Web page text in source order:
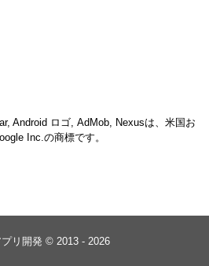
Android ロゴ, AdMob, Nexusは、米国お
Inc.の商標です。
リ開発 © 2013 - 2026